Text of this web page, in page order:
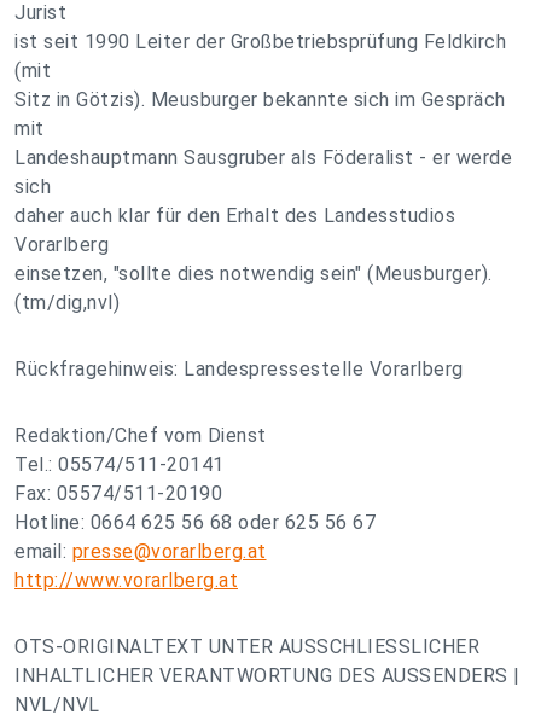
Jurist
ist seit 1990 Leiter der Großbetriebsprüfung Feldkirch
(mit
Sitz in Götzis). Meusburger bekannte sich im Gespräch
mit
Landeshauptmann Sausgruber als Föderalist - er werde
sich
daher auch klar für den Erhalt des Landesstudios
Vorarlberg
einsetzen, "sollte dies notwendig sein" (Meusburger).
(tm/dig,nvl)
Rückfragehinweis: Landespressestelle Vorarlberg
Redaktion/Chef vom Dienst
Tel.: 05574/511-20141
Fax: 05574/511-20190
Hotline: 0664 625 56 68 oder 625 56 67
email: presse@vorarlberg.at
http://www.vorarlberg.at
OTS-ORIGINALTEXT UNTER AUSSCHLIESSLICHER
INHALTLICHER VERANTWORTUNG DES AUSSENDERS |
NVL/NVL